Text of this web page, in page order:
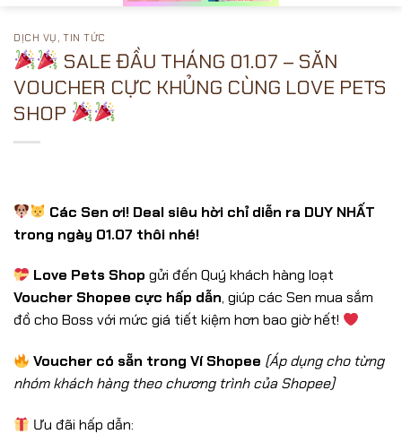
DỊCH VỤ ,TIN TỨC
SALE ĐẦU THÁNG 01.07 – SĂN
VOUCHER CỰC KHỦNG CÙNG LOVE PETS
SHOP
Các Sen ơi! Deal siêu hời chỉ diễn ra DUY NHẤT
trong ngày 01.07 thôi nhé!
Love Pets Shop gửi đến Quý khách hàng loạt
Voucher Shopee cực hấp dẫn, giúp các Sen mua sắm
đồ cho Boss với mức giá tiết kiệm hơn bao giờ hết!
Voucher có sẵn trong Ví Shopee (Áp dụng cho từng
nhóm khách hàng theo chương trình của Shopee)
Ưu đãi hấp dẫn: